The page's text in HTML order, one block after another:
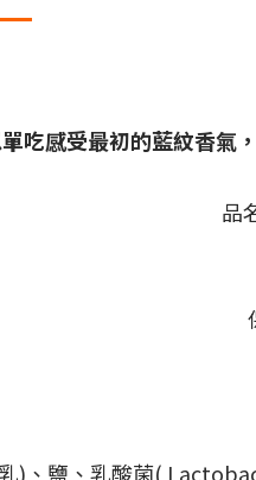
吃感受最初的藍紋香氣
品
)、鹽、乳酸菌(